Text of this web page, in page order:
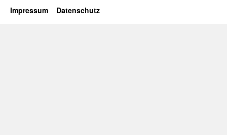
Impressum Datenschutz